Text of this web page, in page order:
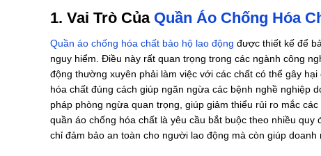
1. Vai Trò Của Quần Áo Chống Hóa
Quần áo chống hóa chất bảo hộ lao động được thiết kế để
nguy hiểm. Điều này rất quan trọng trong các ngành công
động thường xuyên phải làm việc với các chất có thể gây
hóa chất đúng cách giúp ngăn ngừa các bệnh nghề nghiệp
pháp phòng ngừa quan trọng, giúp giảm thiểu rủi ro mắc
quần áo chống hóa chất là yêu cầu bắt buộc theo nhiều
chỉ đảm bảo an toàn cho người lao động mà còn giúp